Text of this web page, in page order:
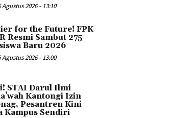
2026 - 13:10
for the Future! FPK
Resmi Sambut 275
Baru 2026
2026 - 13:00
STAI Darul Ilmi
Kantongi Izin
Pesantren Kini
Kampus Sendiri